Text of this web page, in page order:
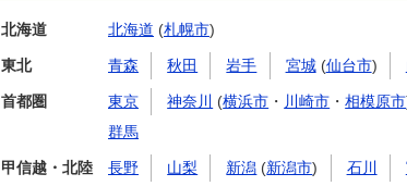
北海道 北海道 (札幌市)
東北 青森 秋田 岩手 宮城(仙台市)
首都圏 東京 神奈川 (横浜市 ・ 川崎市 ・相模原市
群馬
甲信越・北陸 長野 山梨 新潟 (新潟市) 石川